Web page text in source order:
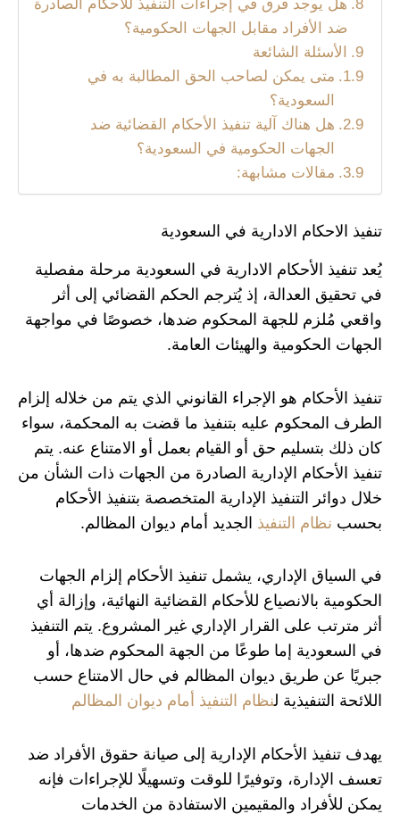
هل يوجد فرق في إجراءات التنفيذ للأحكام الصادرة
ضد الأفراد مقابل الجهات الحكومية؟
الأسئلة الشائعة
متى يمكن لصاحب الحق المطالبة به في
السعودية؟
هل هناك آلية تنفيذ الأحكام القضائية ضد
الجهات الحكومية في السعودية؟
مقالات مشابهة:
تنفيذ الاحكام الادارية في السعودية
يُعد تنفيذ الأحكام الادارية في السعودية مرحلة مفصلية
في تحقيق العدالة، إذ يُترجم الحكم القضائي إلى أثر
واقعي مُلزم للجهة المحكوم ضدها، خصوصًا في مواجهة
الجهات الحكومية والهيئات العامة.
تنفيذ الأحكام هو الإجراء القانوني الذي يتم من خلاله إلزام
الطرف المحكوم عليه بتنفيذ ما قضت به المحكمة، سواء
كان ذلك بتسليم حق أو القيام بعمل أو الامتناع عنه. يتم
تنفيذ الأحكام الإدارية الصادرة من الجهات ذات الشأن من
خلال دوائر التنفيذ الإدارية المتخصصة بتنفيذ الأحكام
بحسب نظام التنفيذ الجديد أمام ديوان المظالم.
في السياق الإداري، يشمل تنفيذ الأحكام إلزام الجهات
الحكومية بالانصياع للأحكام القضائية النهائية، وإزالة أي
أثر مترتب على القرار الإداري غير المشروع. يتم التنفيذ
في السعودية إما طوعًا من الجهة المحكوم ضدها، أو
جبريًا عن طريق ديوان المظالم في حال الامتناع حسب
اللائحة التنفيذية لنظام التنفيذ أمام ديوان المظالم
يهدف تنفيذ الأحكام الإدارية إلى صيانة حقوق الأفراد ضد
تعسف الإدارة، وتوفيرًا للوقت وتسهيلًا للإجراءات فإنه
يمكن للأفراد والمقيمين الاستفادة من الخدمات